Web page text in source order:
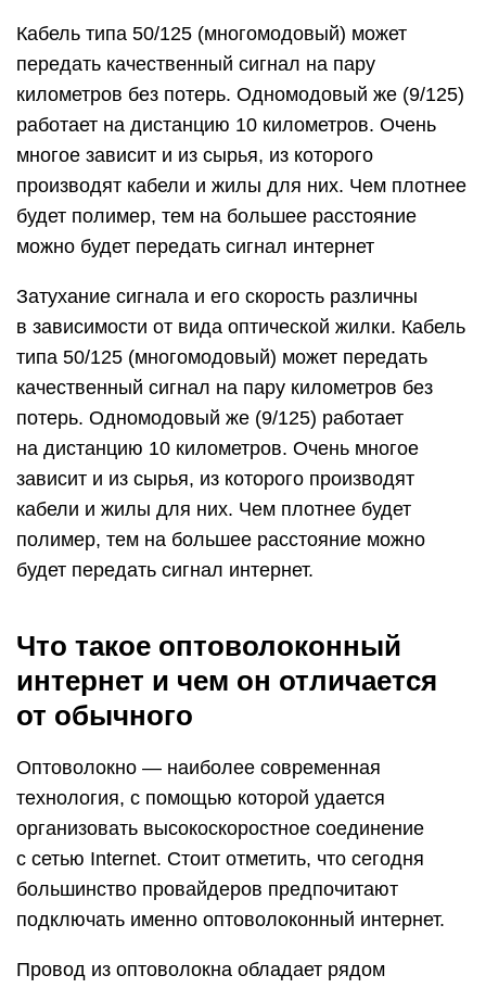
Кабель типа 50/125 (многомодовый) может
передать качественный сигнал на пару
километров без потерь. Одномодовый же (9/125)
работает на дистанцию 10 километров. Очень
многое зависит и из сырья, из которого
производят кабели и жилы для них. Чем плотнее
будет полимер, тем на большее расстояние
можно будет передать сигнал интернет
Затухание сигнала и его скорость различны
в зависимости от вида оптической жилки. Кабель
типа 50/125 (многомодовый) может передать
качественный сигнал на пару километров без
потерь. Одномодовый же (9/125) работает
на дистанцию 10 километров. Очень многое
зависит и из сырья, из которого производят
кабели и жилы для них. Чем плотнее будет
полимер, тем на большее расстояние можно
будет передать сигнал интернет.
Что такое оптоволоконный
интернет и чем он отличается
от обычного
Оптоволокно — наиболее современная
технология, с помощью которой удается
организовать высокоскоростное соединение
с сетью Internet. Стоит отметить, что сегодня
большинство провайдеров предпочитают
подключать именно оптоволоконный интернет.
Провод из оптоволокна обладает рядом